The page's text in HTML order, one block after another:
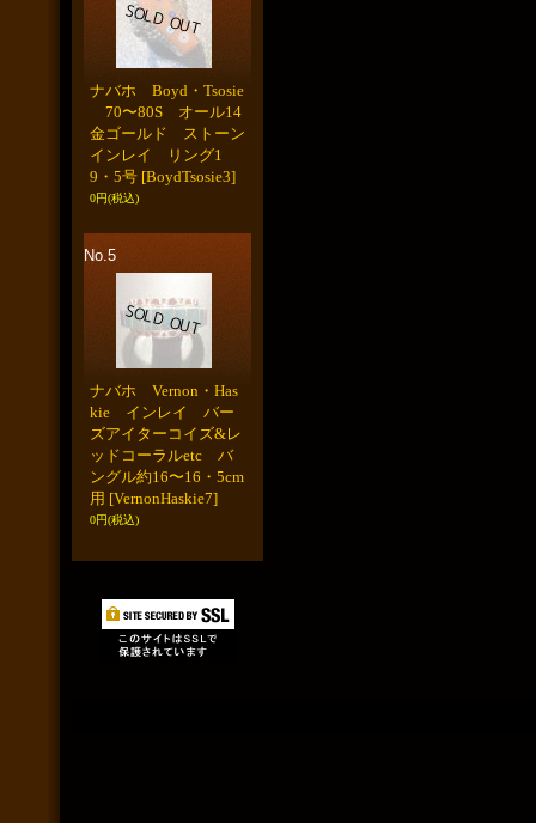
ナバホ Boyd・Tsosie
70〜80S オール14
金ゴールド ストーン
インレイ リング1
9・5号 [BoydTsosie3]
0円(税込)
No.5
ナバホ Vernon・Has
kie インレイ バー
ズアイターコイズ&レ
ッドコーラルetc バ
ングル約16〜16・5cm
用 [VernonHaskie7]
0円(税込)